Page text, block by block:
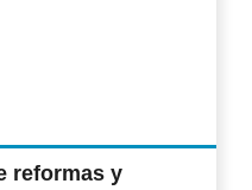
reformas y